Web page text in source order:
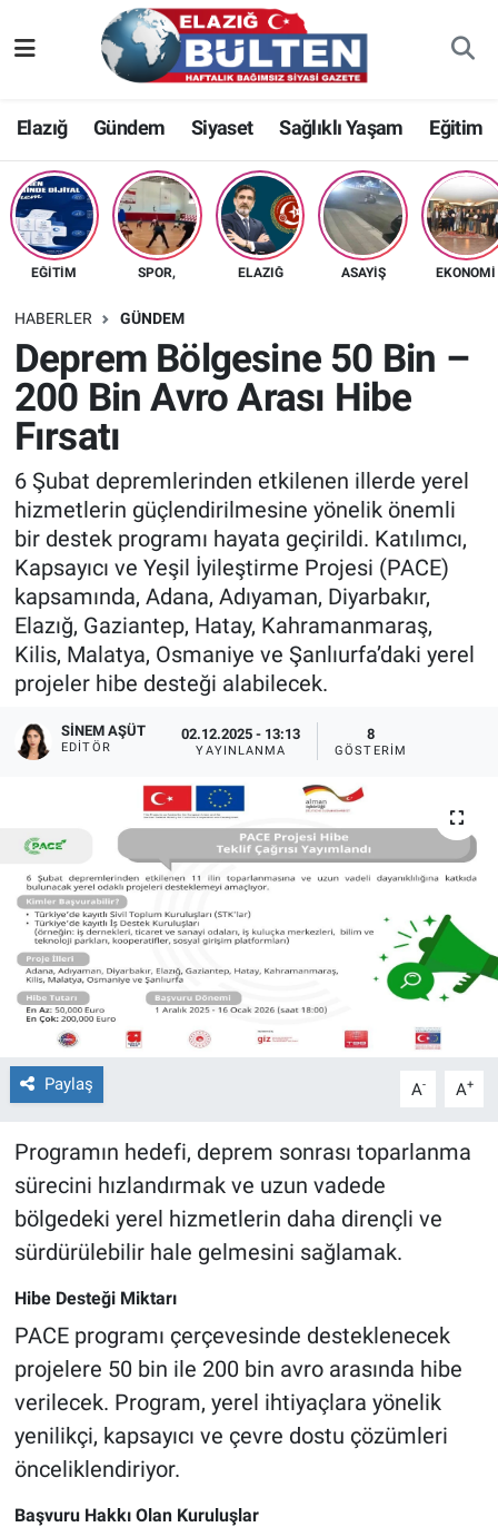
Elazığ Gündem Siyaset Sağlıklı Yaşam Eğitim
EĞITIM SPOR, ELAZIĞ ASAYIŞ EKONOMI
HABERLER GÜNDEM
Deprem Bölgesine 50 Bin –
200 Bin Avro Arası Hibe
Fırsatı
6 Şubat depremlerinden etkilenen illerde yerel
hizmetlerin güçlendirilmesine yönelik önemli
bir destek programı hayata geçirildi. Katılımcı,
Kapsayıcı ve Yeşil İyileştirme Projesi (PACE)
kapsamında, Adana, Adıyaman, Diyarbakır,
Elazığ, Gaziantep, Hatay, Kahramanmaraş,
Kilis, Malatya, Osmaniye ve Şanlıurfa’daki yerel
projeler hibe desteği alabilecek.
SINEM AŞÜT
EDITÖR
02.12.2025 - 13:13
YAYINLANMA
8
GÖSTERIM
Paylaş A- A+
Programın hedefi, deprem sonrası toparlanma
sürecini hızlandırmak ve uzun vadede
bölgedeki yerel hizmetlerin daha dirençli ve
sürdürülebilir hale gelmesini sağlamak.
Hibe Desteği Miktarı
PACE programı çerçevesinde desteklenecek
projelere 50 bin ile 200 bin avro arasında hibe
verilecek. Program, yerel ihtiyaçlara yönelik
yenilikçi, kapsayıcı ve çevre dostu çözümleri
önceliklendiriyor.
Başvuru Hakkı Olan Kuruluşlar
Asayiş
Bilim-Teknoloji
Eğitim
Ekonomi
Elazığ
Gündem
Kültür-Sanat
Sağlık
Sağlıklı Yaşam
Siyaset
Spor
Nöbetçi Eczaneler
Hava Durumu
Namaz Vakitleri
Trafik Durumu
Süper Lig Puan Durumu ve Fikstür
Tüm Manşetler
Son Dakika Haberleri
Haber Arşivi